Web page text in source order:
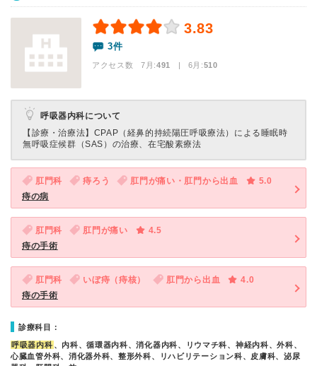
3.83
3件
アクセス数 7月:491 | 6月:510
呼吸器内科について
【診療・治療法】 CPAP（経鼻的持続陽圧呼吸療法）による睡眠時
無呼吸症候群（SAS）の治療、在宅酸素療法
肛門科 痔ろう 肛門が痛い・肛門から出血
5.0
痔の病
肛門科 肛門が痛い
4.5
痔の手術
肛門科 いぼ痔（痔核） 肛門から出血
4.0
痔の手術
診療科目：
呼吸器内科 、内科、循環器内科、消化器内科、リウマチ科、神経内科、外科、
心臓血管外科、消化器外科、整形外科、リハビリテーション科、皮膚科、泌尿